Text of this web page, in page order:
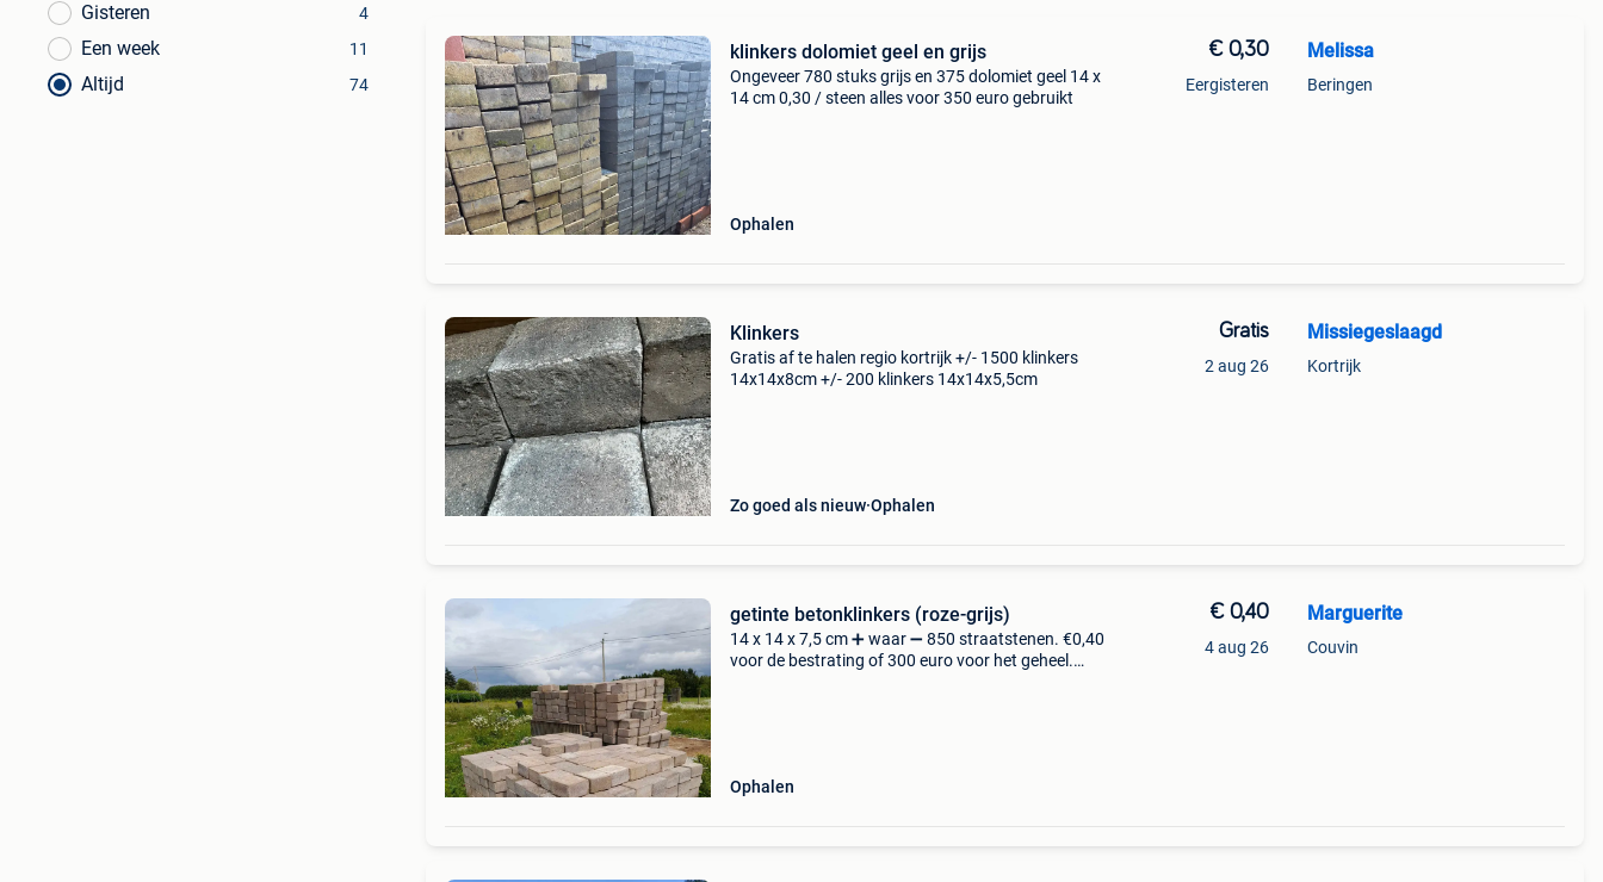
Gisteren 4
Een week 11
Altijd 74
klinkers dolomiet geel en grijs
Ongeveer 780 stuks grijs en 375 dolomiet geel 14 x
14 cm 0,30 / steen alles voor 350 euro gebruikt
Ophalen
€ 0,30
Eergisteren
Melissa
Beringen
Klinkers
Gratis af te halen regio kortrijk +/- 1500 klinkers
14x14x8cm +/- 200 klinkers 14x14x5,5cm
Zo goed als nieuw Ophalen
Gratis
2 aug 26
Missiegeslaagd
Kortrijk
getinte betonklinkers (roze-grijs)
14 x 14 x 7,5 cm ➕ waar ➖ 850 straatstenen. €0,40
voor de bestrating of 300 euro voor het geheel.
Ophalen
€ 0,40
4 aug 26
Marguerite
Couvin